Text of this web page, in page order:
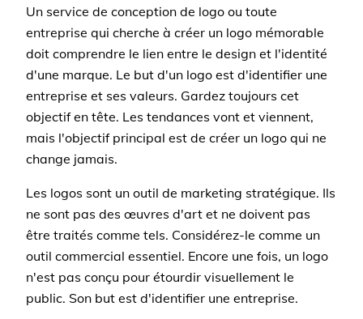
Un service de conception de logo ou toute
entreprise qui cherche à créer un logo mémorable
doit comprendre le lien entre le design et l'identité
d'une marque. Le but d'un logo est d'identifier une
entreprise et ses valeurs. Gardez toujours cet
objectif en tête. Les tendances vont et viennent,
mais l'objectif principal est de créer un logo qui ne
change jamais.
Les logos sont un outil de marketing stratégique. Ils
ne sont pas des œuvres d'art et ne doivent pas
être traités comme tels. Considérez-le comme un
outil commercial essentiel. Encore une fois, un logo
n'est pas conçu pour étourdir visuellement le
public. Son but est d'identifier une entreprise.